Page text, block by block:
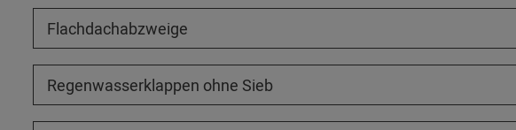
Flachdachabzweige
Regenwasserklappen ohne Sieb